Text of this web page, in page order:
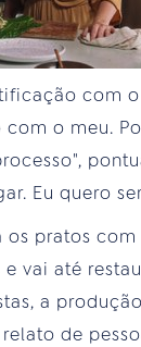
com
o meu.
Eu quero
pratos
vai até
a
de